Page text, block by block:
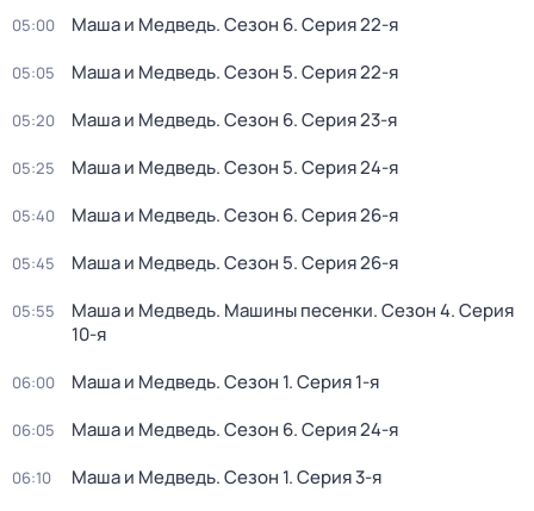
05:00 Маша и Медведь. Сезон 6. Серия 22-я
05:05 Маша и Медведь. Сезон 5. Серия 22-я
05:20 Маша и Медведь. Сезон 6. Серия 23-я
05:25 Маша и Медведь. Сезон 5. Серия 24-я
05:40 Маша и Медведь. Сезон 6. Серия 26-я
05:45 Маша и Медведь. Сезон 5. Серия 26-я
05:55 Маша и Медведь. Машины песенки. Сезон 4. Серия
10-я
06:00 Маша и Медведь. Сезон 1. Серия 1-я
06:05 Маша и Медведь. Сезон 6. Серия 24-я
06:10 Маша и Медведь. Сезон 1. Серия 3-я